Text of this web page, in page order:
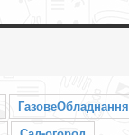
ГазовеОбладнання